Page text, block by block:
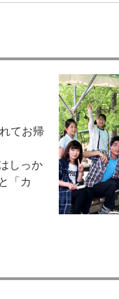
てお帰
しっか
「カ